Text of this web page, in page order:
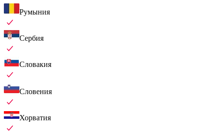
Румыния
Сербия
Словакия
Словения
Хорватия